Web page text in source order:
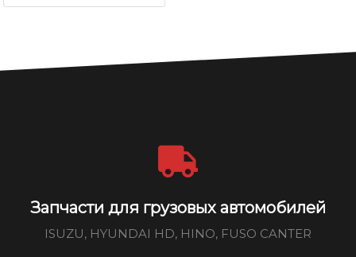
Запчасти для грузовых автомобилей
ISUZU, HYUNDAI HD, HINO, FUSO CANTER